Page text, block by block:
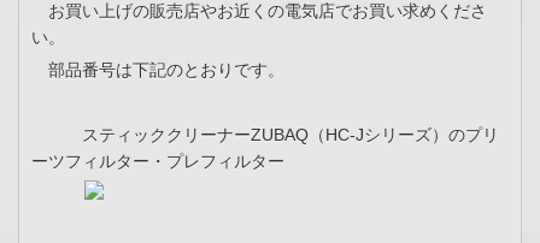
お買い上げの販売店やお近くの電気店でお買い求めくださ
い。
部品番号は下記のとおりです。
スティッククリーナーZUBAQ（HC-Jシリーズ）のプリ
ーツフィルター・プレフィルター